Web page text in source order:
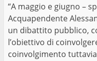
“A maggio e giugno –
Acquapendente
un dibattito pubblico,
l’obiettivo di
coinvolgimento